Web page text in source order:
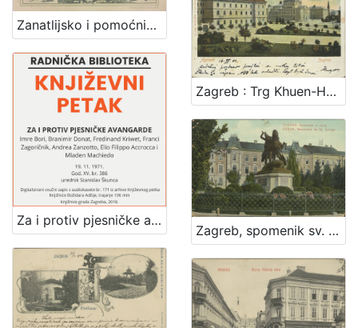
Zanatlijsko i pomoćničko društvo za podporu bolestnika, nemoćnika, udova i siročadi
Za i protiv pjesničke avangarde : Književni petak, dvorana u Novinarskom domu, 19. 11. 1971., br. 386 / Imre Bori, Branimir Donat, Ferdinand Kriwet, Vagn Steen, Franci Zagoričnik, Andrea Zanzotto, Ellio Philoppo Accrocca i Mladen Machiedo ; urednik Stanislav Škunca
Zagreb : Trg Khuen-Hedervary-jev = Agram : Place Khuen-Hedervary
Zagreb, spomenik sv. Jurja = Agram, monument de St. George